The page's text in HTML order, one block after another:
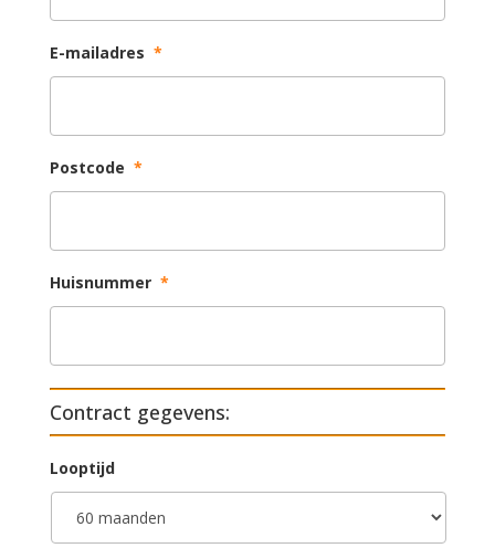
E-mailadres *
Postcode *
Huisnummer *
Contract gegevens:
Looptijd